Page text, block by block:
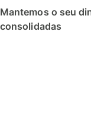
Mantemos o seu
consolidadas